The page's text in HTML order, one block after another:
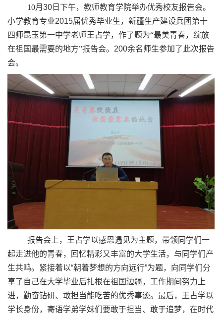
10月 30 日下午，教师教育学院举办优秀校友报告会。
小学教育专业2015届优秀毕业生，新疆生产建设兵团第十
四师昆玉第一中学老师王占学，作了题为“最美青春，绽放
在祖国最需要的地方”报告会。 200余名师生参加了此次报告
会。
报告会上，王占学以感恩遇见为主题，带领同学们一
起走进他的青春，回忆精彩又丰富的大学生活，与同学们产
生共鸣。紧接着以“朝着梦想的方向远行”为题，向同学们分
享了自己在大学毕业后扎根在祖国边疆，工作期间努力上
进，勤奋钻研、敢担当能吃苦的优秀事迹。最后，王占学以
学长身份，寄语学弟学妹们要敢于担当、敢于追梦，在时代